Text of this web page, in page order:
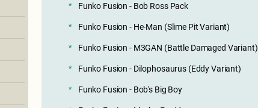
Funko Fusion - Bob Ross Pack
Funko Fusion - He-Man (Slime Pit Variant)
Funko Fusion - M3GAN (Battle Damaged Variant)
Funko Fusion - Dilophosaurus (Eddy Variant)
Funko Fusion - Bob's Big Boy